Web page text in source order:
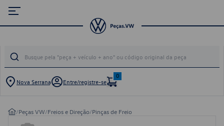
Nova Serrana Entre/registre-se
0
/Peças VW/Freios e Direção/Pinças de Freio